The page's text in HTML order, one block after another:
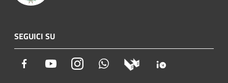
SEGUICI SU
Facebook YoutubeInstagram Whatsapp